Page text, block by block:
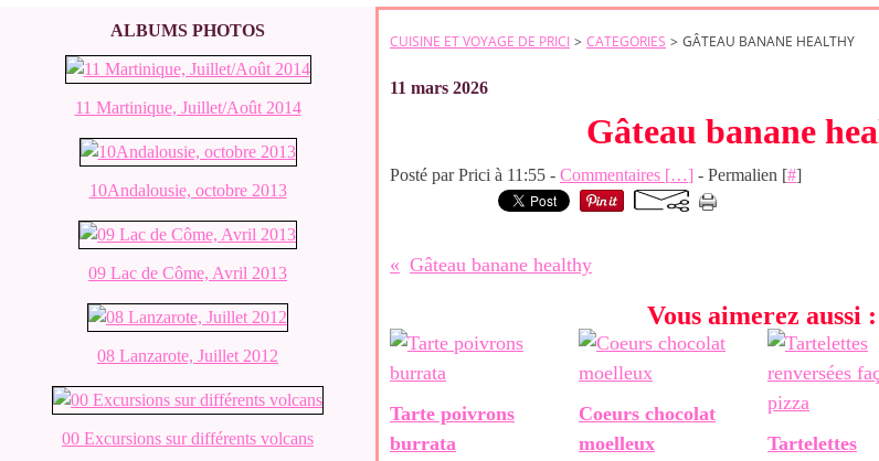
ALBUMS PHOTOS
11 Martinique, Juillet/Août 2014
10Andalousie, octobre 2013
09 Lac de Côme, Avril 2013
08 Lanzarote, Juillet 2012
00 Excursions sur différents volcans
CUISINE ET VOYAGE DE PRICI > CATEGORIES > GÂTEAU BANANE HEALTHY
11 mars 2026
Gâteau banane
Posté par Prici à 11:55 - Commentaires […] - Permalien [#]
Gâteau banane healthy
Vous aimerez aussi :
Tarte poivrons
burrata
Coeurs chocolat
moelleux
Tartelettes